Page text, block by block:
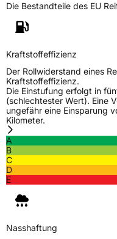
Die Bestandteile des EU
Kraftstoffeffizienz
Der Rollwiderstand eines
Kraftstoffeffizienz.
Die Einstufung erfolgt in
(schlechtester Wert). Eine
ungefähr eine Einsparung
Kilometer.
A
B
C
D
E
Nasshaftung